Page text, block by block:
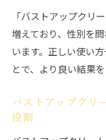
「バストアップクリ
増えており、性別を
います。正しい使い
とで、より良い結果
バストアップクリ
役割